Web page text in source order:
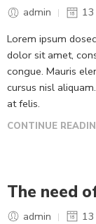
admin
Lorem ipsum
dolor sit amet,
congue. Mauris
cursus nisl
at felis.
CONTINUE
The need
admin